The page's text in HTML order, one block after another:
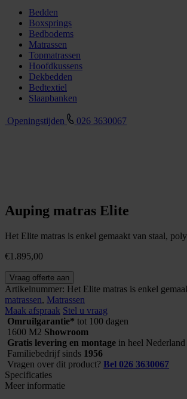
Bedden
Boxsprings
Bedbodems
Matrassen
Topmatrassen
Hoofdkussens
Dekbedden
Bedtextiel
Slaapbanken
Openingstijden 026 3630067
Auping matras Elite
Het Elite matras is enkel gemaakt van staal,
€1.895,00
Auping
matras
Elite
aantal
Vraag offerte aan
Artikelnummer: Het Elite matras is enkel
matrassen, Matrassen
Maak afspraak Stel u vraag
Omruilgarantie* tot 100 dagen
1600 M2 Showroom
Gratis levering en montage in heel Nederland
Familiebedrijf sinds 1956
Vragen over dit product? Bel 026 3630067
Specificaties
Meer informatie